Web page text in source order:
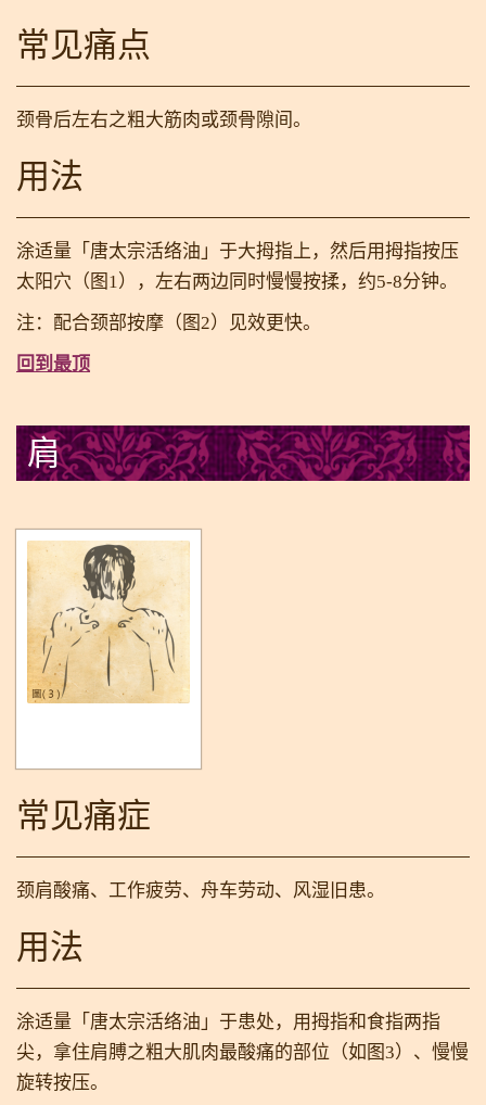
常见痛点
颈骨后左右之粗大筋肉或颈骨隙间。
用法
涂适量「唐太宗活络油」于大拇指上，然后用拇指按压
太阳穴（图1），左右两边同时慢慢按揉，约5-8分钟。
注：配合颈部按摩（图2）见效更快。
回到最顶
肩
常见痛症
颈肩酸痛、工作疲劳、舟车劳动、风湿旧患。
用法
涂适量「唐太宗活络油」于患处，用拇指和食指两指
尖，拿住肩膊之粗大肌肉最酸痛的部位（如图3）、慢慢
旋转按压。